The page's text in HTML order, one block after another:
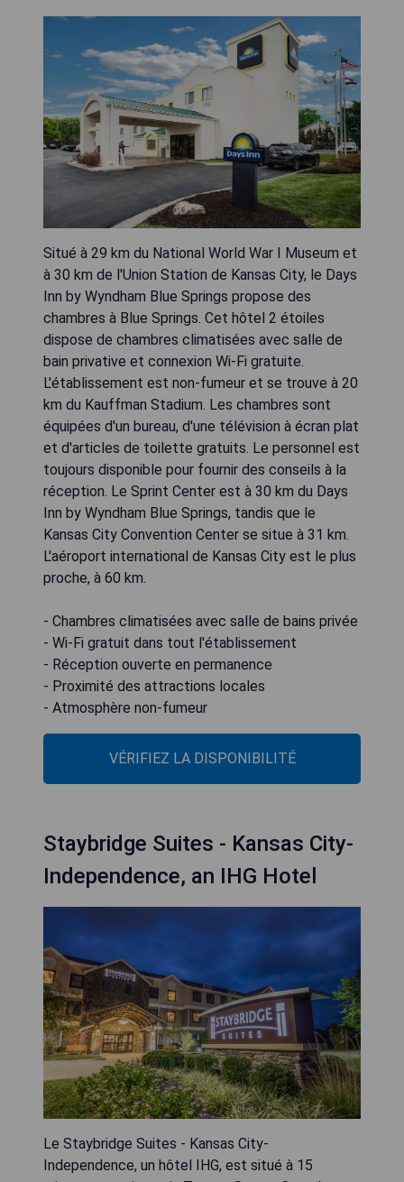
Situé à 29 km du National World War I Museum et
à 30 km de l'Union Station de Kansas City, le Days
Inn by Wyndham Blue Springs propose des
chambres à Blue Springs. Cet hôtel 2 étoiles
dispose de chambres climatisées avec salle de
bain privative et connexion Wi-Fi gratuite.
L'établissement est non-fumeur et se trouve à 20
km du Kauffman Stadium. Les chambres sont
équipées d'un bureau, d'une télévision à écran plat
et d'articles de toilette gratuits. Le personnel est
toujours disponible pour fournir des conseils à la
réception. Le Sprint Center est à 30 km du Days
Inn by Wyndham Blue Springs, tandis que le
Kansas City Convention Center se situe à 31 km.
L'aéroport international de Kansas City est le plus
proche, à 60 km.
- Chambres climatisées avec salle de bains privée
- Wi-Fi gratuit dans tout l'établissement
- Réception ouverte en permanence
- Proximité des attractions locales
- Atmosphère non-fumeur
VÉRIFIEZ LA DISPONIBILITÉ
Staybridge Suites - Kansas City-
Independence, an IHG Hotel
Le Staybridge Suites - Kansas City-
Independence, un hôtel IHG, est situé à 15